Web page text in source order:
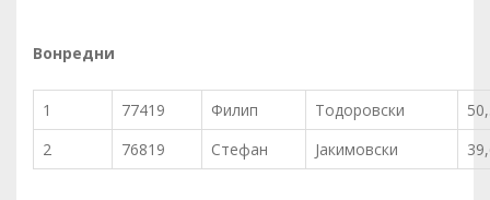
Вонредни
1 77419 Филип Тодоровски
2
76819 Стефан Јакимовски